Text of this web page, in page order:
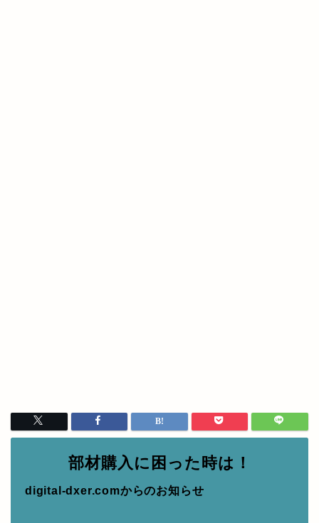
部材購入に困った時は！
digital-dxer.comからのお知らせ